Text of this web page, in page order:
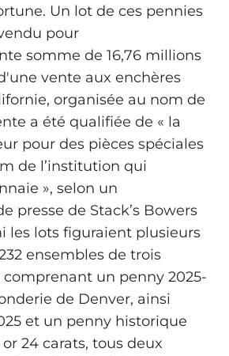
Un lot de ces pennies
pour
somme de 16,76 millions
vente aux enchères
organisée au nom de
a été qualifiée de « la
pour des pièces spéciales
de l’institution qui
», selon un
presse de Stack’s Bowers
les lots figuraient plusieurs
ensembles de trois
comprenant un penny 2025-
de Denver, ainsi
et un penny historique
24 carats, tous deux